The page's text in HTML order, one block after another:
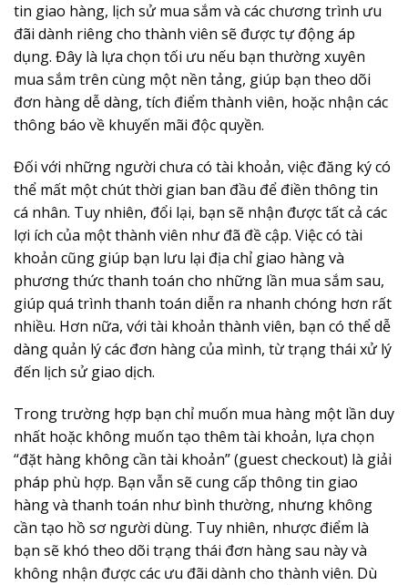
tin giao hàng, lịch sử mua sắm và các chương trình ưu
đãi dành riêng cho thành viên sẽ được tự động áp
dụng. Đây là lựa chọn tối ưu nếu bạn thường xuyên
mua sắm trên cùng một nền tảng, giúp bạn theo dõi
đơn hàng dễ dàng, tích điểm thành viên, hoặc nhận các
thông báo về khuyến mãi độc quyền.
Đối với những người chưa có tài khoản, việc đăng ký có
thể mất một chút thời gian ban đầu để điền thông tin
cá nhân. Tuy nhiên, đổi lại, bạn sẽ nhận được tất cả các
lợi ích của một thành viên như đã đề cập. Việc có tài
khoản cũng giúp bạn lưu lại địa chỉ giao hàng và
phương thức thanh toán cho những lần mua sắm sau,
giúp quá trình thanh toán diễn ra nhanh chóng hơn rất
nhiều. Hơn nữa, với tài khoản thành viên, bạn có thể dễ
dàng quản lý các đơn hàng của mình, từ trạng thái xử lý
đến lịch sử giao dịch.
Trong trường hợp bạn chỉ muốn mua hàng một lần duy
nhất hoặc không muốn tạo thêm tài khoản, lựa chọn
“đặt hàng không cần tài khoản” (guest checkout) là giải
pháp phù hợp. Bạn vẫn sẽ cung cấp thông tin giao
hàng và thanh toán như bình thường, nhưng không
cần tạo hồ sơ người dùng. Tuy nhiên, nhược điểm là
bạn sẽ khó theo dõi trạng thái đơn hàng sau này và
không nhận được các ưu đãi dành cho thành viên. Dù